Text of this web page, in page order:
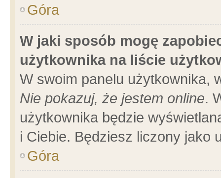
Góra
W jaki sposób mogę
użytkownika na liście
W swoim panelu użytkownika,
Nie pokazuj, że jestem online.
użytkownika będzie
i Ciebie. Będziesz liczony jako
Góra